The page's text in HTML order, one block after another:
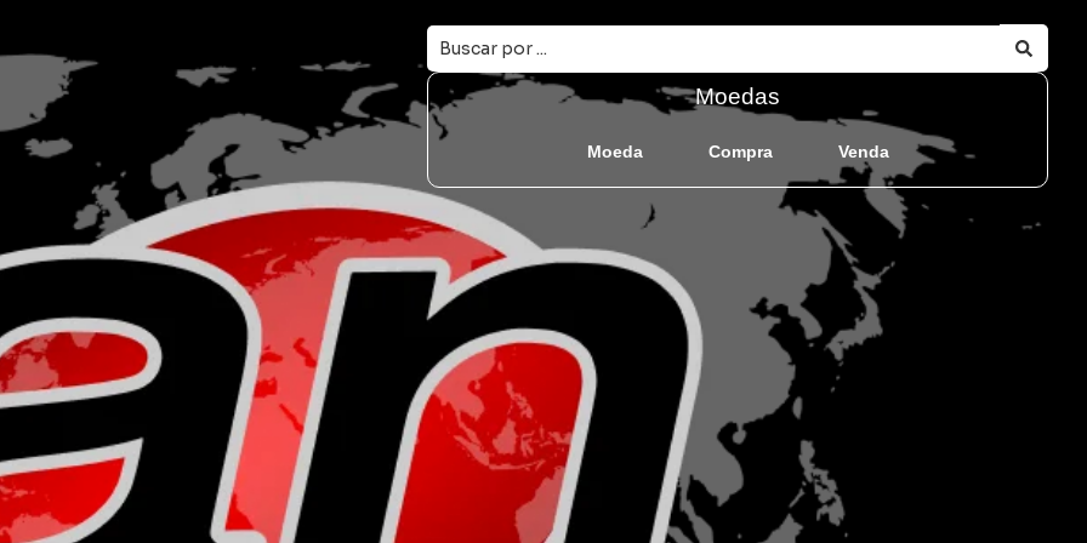
Moedas
Moeda Compra Venda